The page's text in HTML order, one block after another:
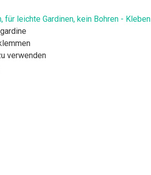
leichte Gardinen, kein Bohren - Kleben
verwenden